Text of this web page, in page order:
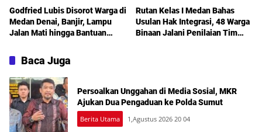
Godfried Lubis Disorot Warga di
Medan Denai, Banjir, Lampu
Jalan Mati hingga Bantuan
Sosperda Kemiskinan
Rutan Kelas I Medan Bahas
Usulan Hak Integrasi, 48 Warga
Binaan Jalani Penilaian Tim
Baca Juga
Persoalkan Unggahan di Media Sosial, MKR
Ajukan Dua Pengaduan ke Polda Sumut
Berita Utama 1,Agustus 2026 20 04